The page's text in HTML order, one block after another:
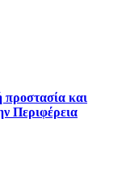
προστασία και
Περιφέρεια